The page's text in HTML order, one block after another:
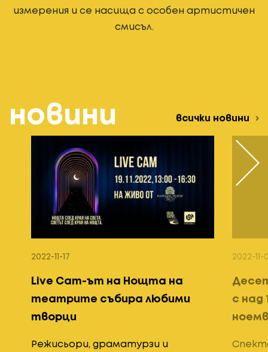
измерения и се насища с особен артистичен
смисъл.
новини всички новини
2022-11-17
Live Cam-ът на Нощта на
театрите събира любими
творци
Режисьори, драматурзи и
2022-11-
с над